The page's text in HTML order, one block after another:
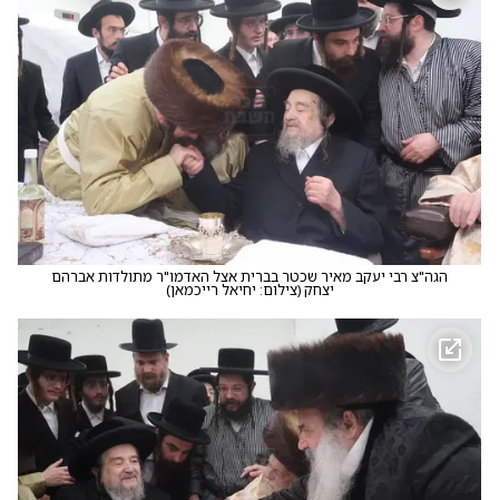
הגה"צ רבי יעקב מאיר שכטר בברית אצל האדמו"ר מתולדות אברהם
יצחק(צילום: יחיאל רייכמאן)